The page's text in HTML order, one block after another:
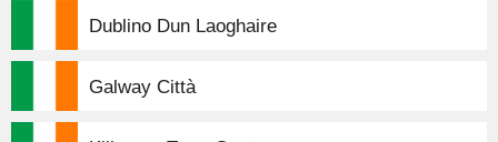
Dublino Dun Laoghaire
Galway Città